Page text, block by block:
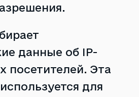
данные об IP-
посетителей. Эта
для